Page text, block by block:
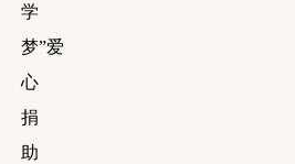
学
梦”爱
心
捐
助